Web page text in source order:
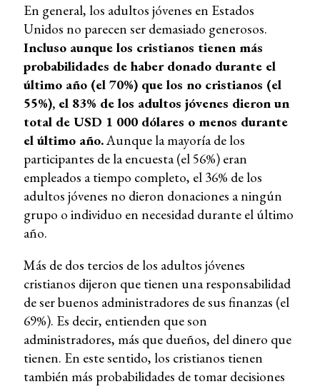
En general, los adultos jóvenes en Estados
Unidos no parecen ser demasiado generosos.
Incluso aunque los cristianos tienen más
probabilidades de haber donado durante el
último año (el 70%) que los no cristianos (el
55%), el 83% de los adultos jóvenes dieron un
total de USD 1 000 dólares o menos durante
el último año.Aunque la mayoría de los
participantes de la encuesta (el 56%) eran
empleados a tiempo completo, el 36% de los
adultos jóvenes no dieron donaciones a ningún
grupo o individuo en necesidad durante el último
año.
Más de dos tercios de los adultos jóvenes
cristianos dijeron que tienen una responsabilidad
de ser buenos administradores de sus finanzas (el
69%). Es decir, entienden que son
administradores, más que dueños, del dinero que
tienen. En este sentido, los cristianos tienen
también más probabilidades de tomar decisiones